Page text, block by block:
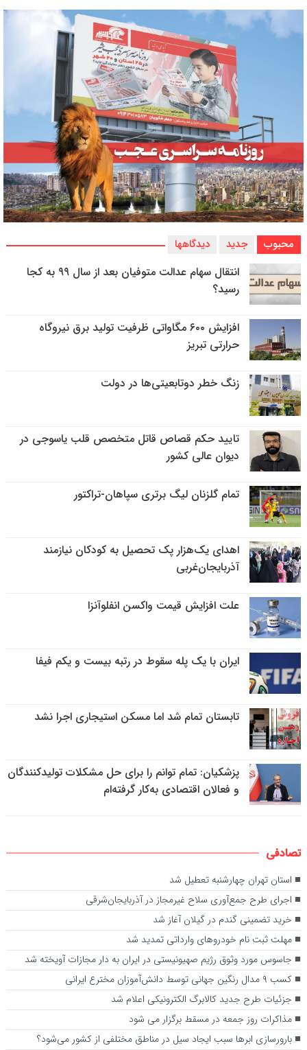
محبوب جدید دیدگاهها
انتقال سهام عدالت متوفیان بعد از سال ۹۹ به کجا
رسید؟
افزایش ۶۰۰ مگاواتی ظرفیت تولید برق نیروگاه
حرارتی تبریز
زنگ خطر دوتابعیتی‌ها در دولت
تایید حکم قصاص قاتل متخصص قلب یاسوجی در
دیوان عالی کشور
تمام گلزنان لیگ‌ برتری سپاهان-تراکتور
اهدای یک‌هزار پک تحصیل به کودکان نیازمند
آذربایجان‌غربی
علت افزایش قیمت واکسن انفلوآنزا
ایران با یک پله سقوط در رتبه بیست و یکم فیفا
تابستان تمام شد اما مسکن استیجاری اجرا نشد
پزشکیان: تمام توانم را برای حل مشکلات تولیدکنندگان
و فعالان اقتصادی به‌کار گرفته‌ام
تصادفی
استان تهران چهارشنبه تعطیل شد
اجرای طرح جمع‌آوری سلاح غیرمجاز در آذربایجان‌شرقی
خرید تضمینی گندم در گیلان آغاز شد
مهلت ثبت نام خودروهای وارداتی تمدید شد
جاسوس مورد وثوق رژیم صهیونیستی در ایران به دار مجازات آویخته شد
کسب ۹ مدال رنگین جهانی توسط دانش‌آموزان مخترع ایرانی
جزئیات طرح جدید کالابرگ الکترونیکی اعلام شد
مذاکرات روز جمعه در مسقط برگزار می شود
بارورسازی ابر‌ها سبب ایجاد سیل در مناطق مختلفی از کشور می‌شود؟